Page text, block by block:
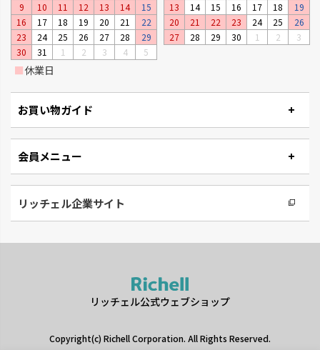
9
10 11 12 13 14
15
16
17 18 19 20 21
22
23
24 25 26 27 28
29
30
31 1 2 3 4 5
13
14 15 16 17 18
19
20
21 22 23 24 25
26
27
28 29 30 1 2 3
■休業日
お買い物ガイド
会員メニュー
リッチェル企業サイト
リッチェル公式ウェブショップ
Copyright(c) Richell Corporation. All Rights Reserved.